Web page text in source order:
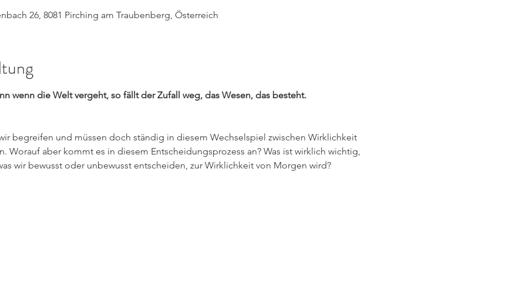
26, 8081 Pirching am Traubenberg, Österreich
wenn die Welt vergeht, so fällt der Zufall weg, das Wesen, das besteht.
begreifen und müssen doch ständig in diesem Wechselspiel zwischen Wirklichkeit
Worauf aber kommt es in diesem Entscheidungsprozess an? Was ist wirklich wichtig,
wir bewusst oder unbewusst entscheiden, zur Wirklichkeit von Morgen wird?